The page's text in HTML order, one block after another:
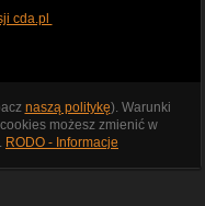
cda.pl
naszą politykę). Warunki
możesz zmienić w
RODO - Informacje